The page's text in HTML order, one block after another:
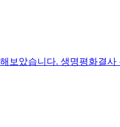
았습니다. 생명평화결